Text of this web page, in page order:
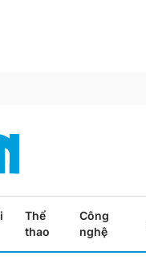
Thể
thao
Công
nghệ